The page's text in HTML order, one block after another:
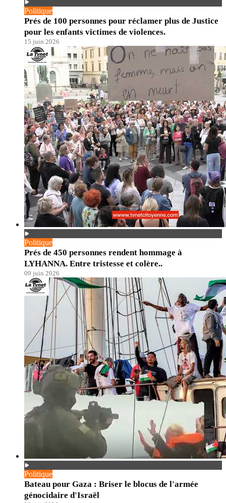
Politique
Prés de 100 personnes pour réclamer plus de Justice
pour les enfants victimes de violences.
15 juin 2026
Politique
Prés de 450 personnes rendent hommage à
LYHANNA. Entre tristesse et colère..
09 juin 2026
Politique
Bateau pour Gaza : Briser le blocus de l'armée
génocidaire d'Israël